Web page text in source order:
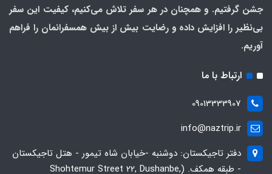
جشن گرفتیم. و همچنان در هر سفر تلاش می‌کنیم، کیفیت این سفر
بی‌نظیر را افزایش داده و رضایت بیش از بیش همسفرانمان را فراهم
آوریم.
ارتباط با ما
09013333907
info@naztrip.ir
دفتر تاجیکستان: دوشنبه -خیابان شاه تیمور - هتل تاجیکستان
- طبقه همکف. (Shohtemur Street 22, Dushanbe,